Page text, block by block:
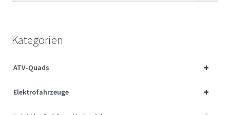
Über uns
Kategorien
+
ATV-Quads
+
Elektrofahrzeuge